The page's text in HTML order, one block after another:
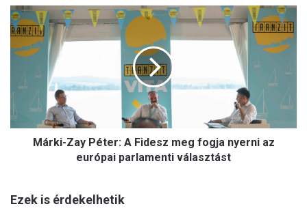
a
g
y
K
e
v
k
n
M
á
k
Z
a
y
r
Márki-Zay Péter: A Fidesz meg fogja nyerni az
európai parlamenti választást
Ezek is érdekelhetik